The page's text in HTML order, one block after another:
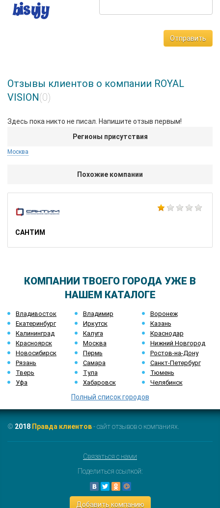
Отправить
Отзывы клиентов о компании ROYAL
VISION(0)
Здесь пока никто не писал. Напишите отзыв первым!
Регионы присутствия
Москва
Похожие компании
САНТИМ
КОМПАНИИ ТВОЕГО ГОРОДА УЖЕ В
НАШЕМ КАТАЛОГЕ
Владивосток Владимир
Воронеж
Екатеринбург
Иркутск
Казань
Калининград
Калуга
Краснодар
Красноярск
Москва
Нижний Новгород
Новосибирск
Пермь
Ростов-на-Дону
Рязань
Самара
Санкт-Петербург
Тверь
Тула
Тюмень
Уфа
Хабаровск Челябинск
Полный список городов
© 2018 Правда клиентов- сайт отзывов о компаниях.
Связаться с нами
Поделиться ссылкой:
Добавить компанию